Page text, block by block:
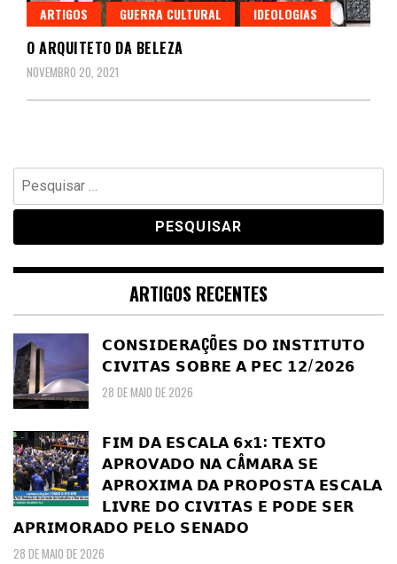
ARTIGOS GUERRA CULTURAL IDEOLOGIAS
O ARQUITETO DA BELEZA
NOVEMBRO 20, 2021
Pesquisar
por:
ARTIGOS RECENTES
𝗖𝗢𝗡𝗦𝗜𝗗𝗘𝗥𝗔ÇÕ𝗘𝗦 𝗗𝗢 𝗜𝗡𝗦𝗧𝗜𝗧𝗨𝗧𝗢
𝗖𝗜𝗩𝗜𝗧𝗔𝗦 𝗦𝗢𝗕𝗥𝗘 𝗔 𝗣𝗘𝗖 𝟭𝟮/𝟮𝟬𝟮𝟲
28 DE MAIO DE 2026
𝗙𝗜𝗠 𝗗𝗔 𝗘𝗦𝗖𝗔𝗟𝗔 𝟲𝘅𝟭: 𝗧𝗘𝗫𝗧𝗢
𝗔𝗣𝗥𝗢𝗩𝗔𝗗𝗢 𝗡𝗔 𝗖Â𝗠𝗔𝗥𝗔 𝗦𝗘
𝗔𝗣𝗥𝗢𝗫𝗜𝗠𝗔 𝗗𝗔 𝗣𝗥𝗢𝗣𝗢𝗦𝗧𝗔 𝗘𝗦𝗖𝗔𝗟𝗔
𝗟𝗜𝗩𝗥𝗘 𝗗𝗢 𝗖𝗜𝗩𝗜𝗧𝗔𝗦 𝗘 𝗣𝗢𝗗𝗘 𝗦𝗘𝗥
𝗔𝗣𝗥𝗜𝗠𝗢𝗥𝗔𝗗𝗢 𝗣𝗘𝗟𝗢 𝗦𝗘𝗡𝗔𝗗𝗢
28 DE MAIO DE 2026